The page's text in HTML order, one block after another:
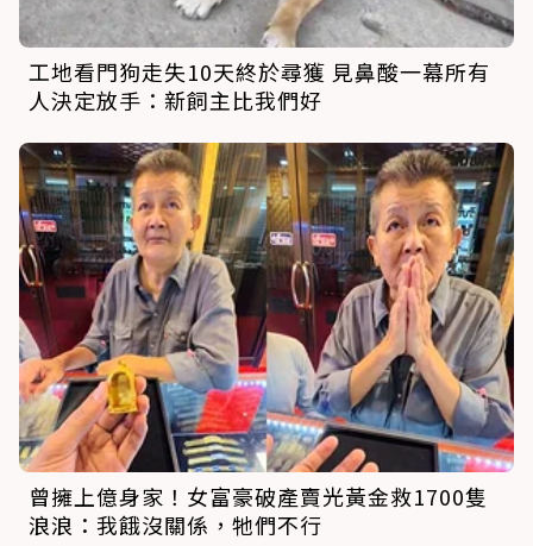
工地看門狗走失10天終於尋獲 見鼻酸一幕所有
人決定放手：新飼主比我們好
曾擁上億身家！女富豪破產賣光黃金救1700隻
浪浪：我餓沒關係，牠們不行